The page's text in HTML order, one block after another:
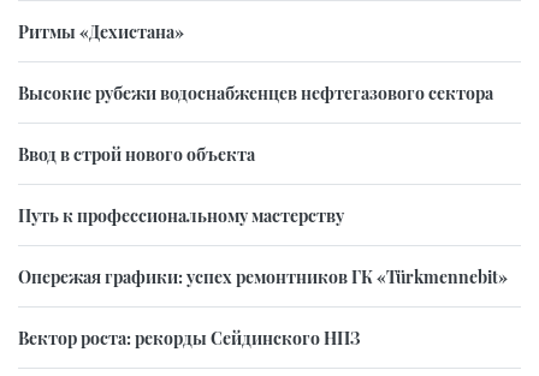
Ритмы «Дехистана»
Высокие рубежи водоснабженцев нефтегазового сектора
Ввод в строй нового объекта
Путь к профессиональному мастерству
Опережая графики: успех ремонтников ГК «Türkmennebit»
Вектор роста: рекорды Сейдинского НПЗ